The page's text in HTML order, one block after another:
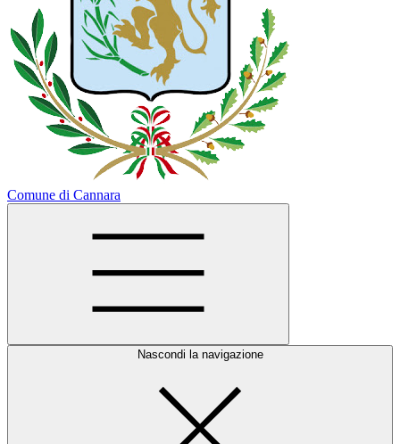
Comune di Cannara
Nascondi la navigazione